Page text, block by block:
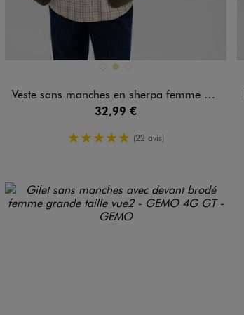
Disponible en 3 colorisBLANC CHINE
KAKI
Veste sans manches en sherpa femme grande taille
32,99 €
5/5 de moyenne
(22 avis)